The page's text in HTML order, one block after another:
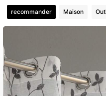
4.88
4.88 594 Suiveurs
recommander Maison